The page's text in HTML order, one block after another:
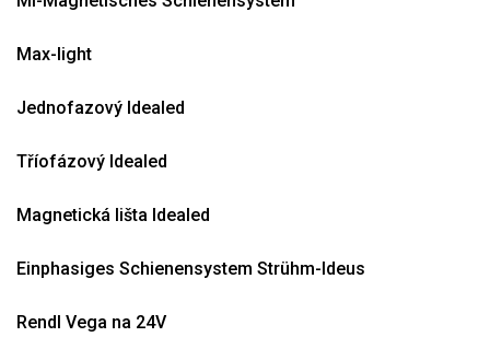
Max-light
Jednofazový Idealed
Tříofázový Idealed
Magnetická lišta Idealed
Einphasiges Schienensystem Strühm-Ideus
Rendl Vega na 24V